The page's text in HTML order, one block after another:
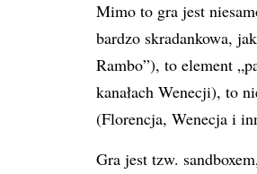
Mimo to gra jest
bardzo skradankowa,
Rambo”), to element
kanałach Wenecji), to
(Florencja, Wenecja i
Gra jest tzw.